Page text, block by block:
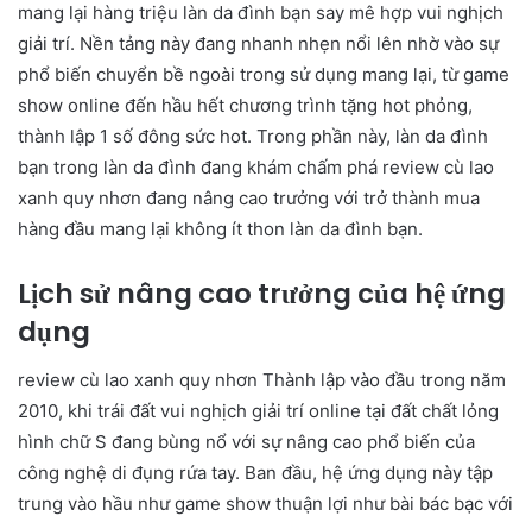
mang lại hàng triệu làn da đình bạn say mê hợp vui nghịch
giải trí. Nền tảng này đang nhanh nhẹn nổi lên nhờ vào sự
phổ biến chuyển bề ngoài trong sử dụng mang lại, từ game
show online đến hầu hết chương trình tặng hot phỏng,
thành lập 1 số đông sức hot. Trong phần này, làn da đình
bạn trong làn da đình đang khám chấm phá review cù lao
xanh quy nhơn đang nâng cao trưởng với trở thành mua
hàng đầu mang lại không ít thon làn da đình bạn.
Lịch sử nâng cao trưởng của hệ ứng
dụng
review cù lao xanh quy nhơn Thành lập vào đầu trong năm
2010, khi trái đất vui nghịch giải trí online tại đất chất lỏng
hình chữ S đang bùng nổ với sự nâng cao phổ biến của
công nghệ di đụng rứa tay. Ban đầu, hệ ứng dụng này tập
trung vào hầu như game show thuận lợi như bài bác bạc với